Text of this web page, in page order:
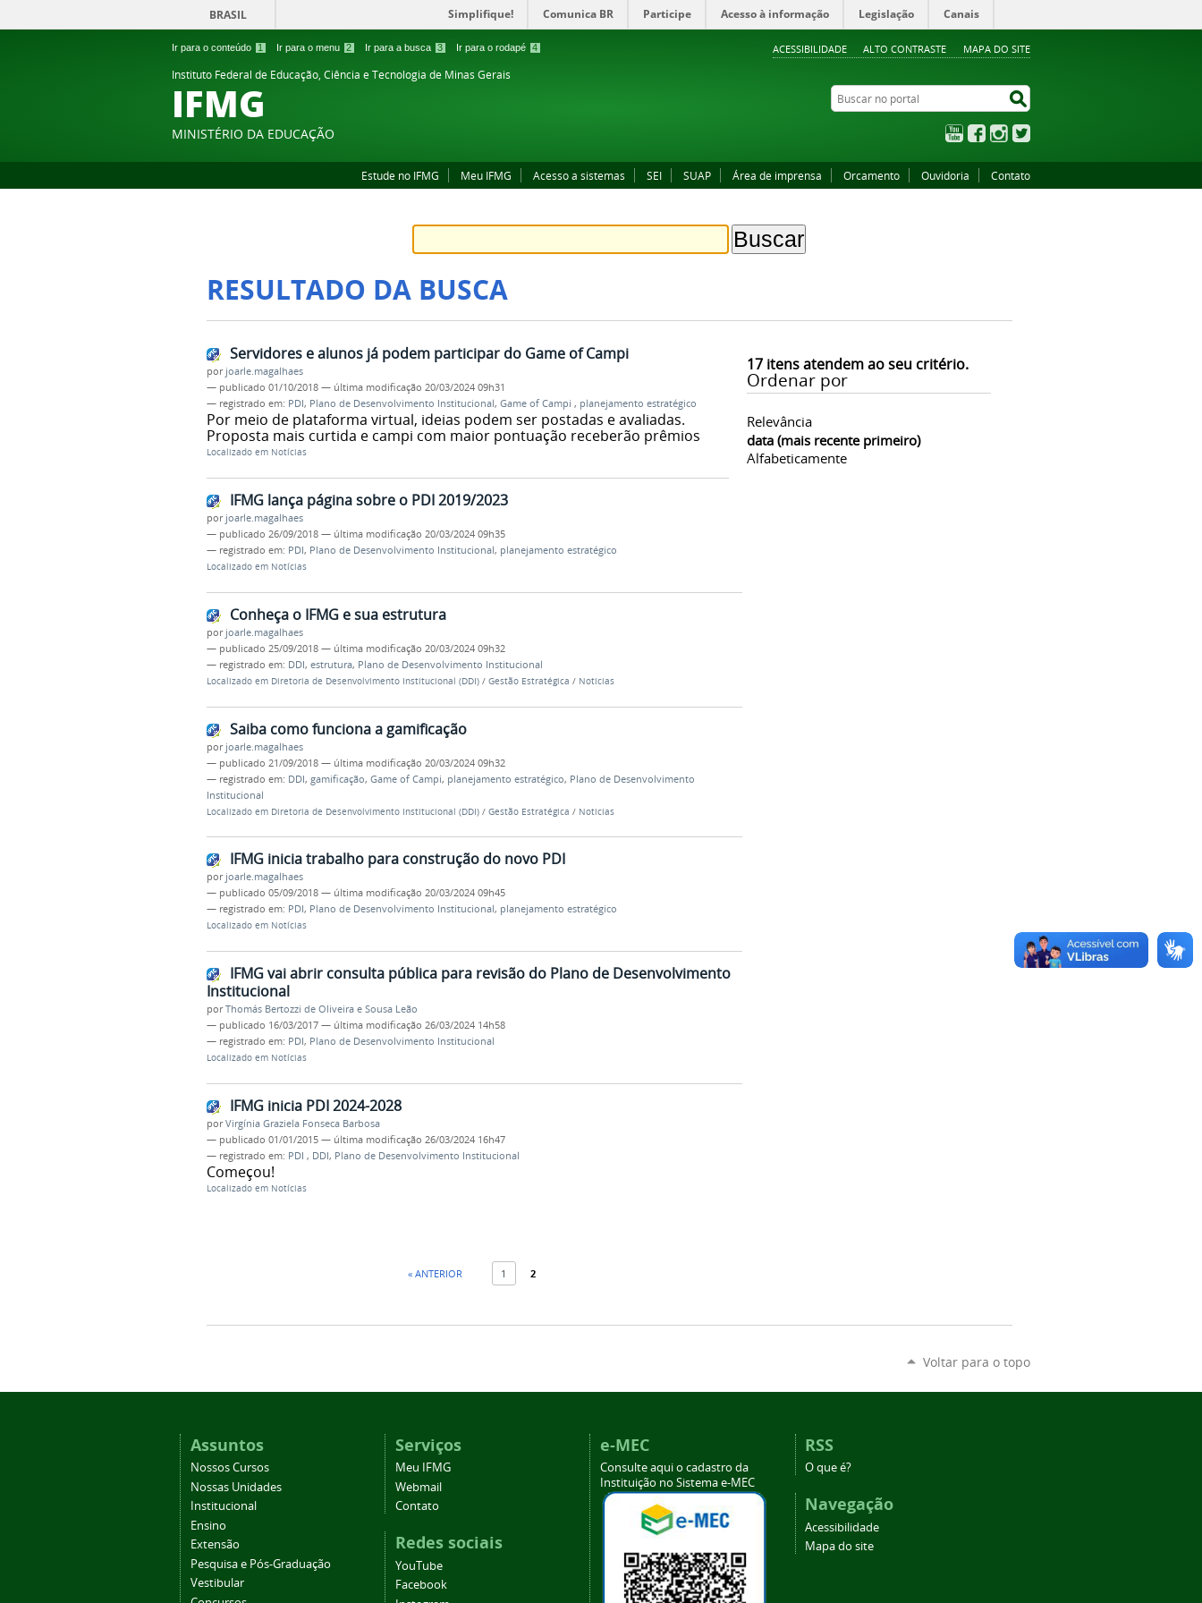
Ir para o conteúdo 1 Ir para o menu 2 Ir para a busca 3 Ir para o rodapé 4 ACESSIBILIDADE ALTO CONTRASTE MAPA DO SITE
BRASIL Simplifique! Comunica BR Participe Acesso à informação Legislação Canais
Instituto Federal de Educação, Ciência e Tecnologia de Minas Gerais
IFMG
MINISTÉRIO DA EDUCAÇÃO
Buscar no portal
YouTubeFacebookInstagram
Estude no IFMG Meu IFMG Acesso a sistemas SEI SUAP Área de imprensa Orcamento Ouvidoria Contato
RESULTADO DA BUSCA
17itens atendem ao seu critério.
Ordenar por
Relevância
data (mais recente primeiro)
Alfabeticamente
Servidores e alunos já podem participar do Game of Campi
por joarle.magalhaes
— publicado 01/10/2018 — última modificação 20/03/2024 09h31
— registrado em: PDI, Plano de Desenvolvimento Institucional, Game of Campi , planejamento estratégico
Por meio de plataforma virtual, ideias podem ser postadas e avaliadas.
Proposta mais curtida e campi com maior pontuação receberão prêmios
Localizado em Notícias
IFMG lança página sobre o PDI 2019/2023
por joarle.magalhaes
— publicado 26/09/2018 — última modificação 20/03/2024 09h35
— registrado em: PDI, Plano de Desenvolvimento Institucional, planejamento estratégico
Localizado em Notícias
Conheça o IFMG e sua estrutura
por joarle.magalhaes
— publicado 25/09/2018 — última modificação 20/03/2024 09h32
— registrado em: DDI, estrutura, Plano de Desenvolvimento Institucional
Localizado em Diretoria de Desenvolvimento Institucional (DDI) / Gestão Estratégica / Noticias
Saiba como funciona a gamificação
por joarle.magalhaes
— publicado 21/09/2018 — última modificação 20/03/2024 09h32
— registrado em: DDI, gamificação, Game of Campi, planejamento estratégico, Plano de Desenvolvimento
Institucional
Localizado em Diretoria de Desenvolvimento Institucional (DDI) / Gestão Estratégica / Noticias
IFMG inicia trabalho para construção do novo PDI
por joarle.magalhaes
— publicado 05/09/2018 — última modificação 20/03/2024 09h45
— registrado em: PDI, Plano de Desenvolvimento Institucional, planejamento estratégico
Localizado em Notícias
IFMG vai abrir consulta pública para revisão do Plano de Desenvolvimento
Institucional
porThomás Bertozzi de Oliveira e Sousa Leão
— publicado 16/03/2017 — última modificação 26/03/2024 14h58
— registrado em: PDI, Plano de Desenvolvimento Institucional
Localizado em Notícias
IFMG inicia PDI 2024-2028
porVirgínia Graziela Fonseca Barbosa
— publicado 01/01/2015 — última modificação 26/03/2024 16h47
— registrado em: PDI , DDI, Plano de Desenvolvimento Institucional
Começou!
Localizado em Notícias
« ANTERIOR 1 2
Voltar para o topo
Assuntos
Nossos Cursos
Nossas Unidades
Institucional
Ensino
Extensão
Pesquisa e Pós-Graduação
Vestibular
Serviços
Meu IFMG
Webmail
Contato
Redes sociais
YouTube
Facebook
e-MEC
Consulte aqui o cadastro da
Instituição no Sistema e-MEC
RSS
O que é?
Navegação
Acessibilidade
Mapa do site